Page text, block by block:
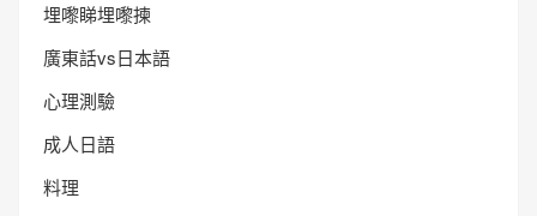
埋嚟睇埋嚟揀
廣東話vs日本語
心理測驗
成人日語
料理